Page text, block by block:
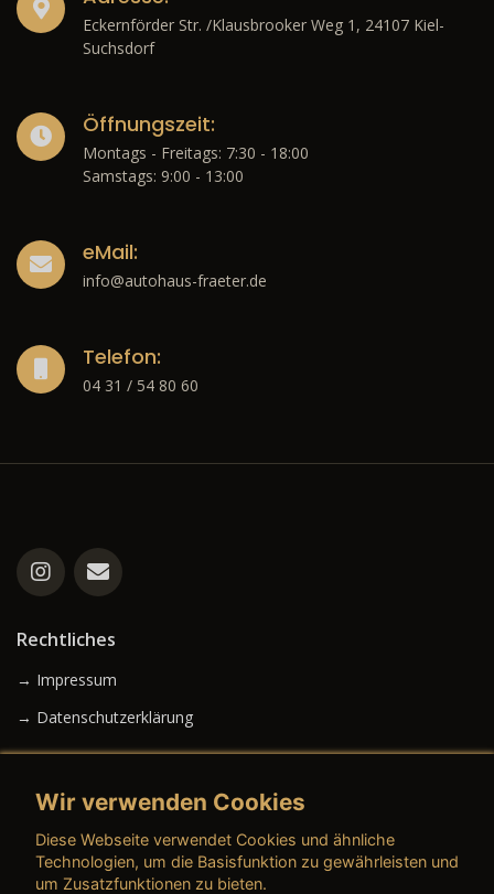
Eckernförder Str. /Klausbrooker Weg 1, 24107 Kiel-
Suchsdorf
Öffnungszeit:
Montags - Freitags: 7:30 - 18:00
Samstags: 9:00 - 13:00
eMail:
info@autohaus-fraeter.de
Telefon:
04 31 / 54 80 60
Rechtliches
→ Impressum
→ Datenschutzerklärung
→ AGB (Gebrauchtwagen)
Wir verwenden Cookies
Diese Webseite verwendet Cookies und ähnliche
Technologien, um die Basisfunktion zu gewährleisten und
um Zusatzfunktionen zu bieten.